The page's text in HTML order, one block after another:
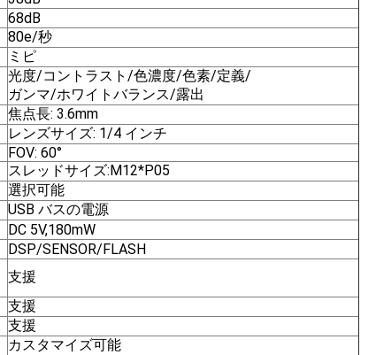
68dB
80e/秒
ミピ
光度/コントラスト/色濃度/色素/定義/
ガンマ/ホワイトバランス/露出
焦点長: 3.6mm
レンズサイズ: 1/4 インチ
FOV: 60°
スレッドサイズ:M12*P05
選択可能
USB バスの電源
DC 5V,180mW
DSP/SENSOR/FLASH
支援
支援
支援
カスタマイズ可能